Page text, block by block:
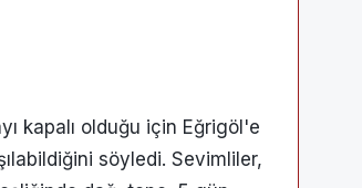
kapalı olduğu için Eğrigöl'e
söyledi. Sevimliler,